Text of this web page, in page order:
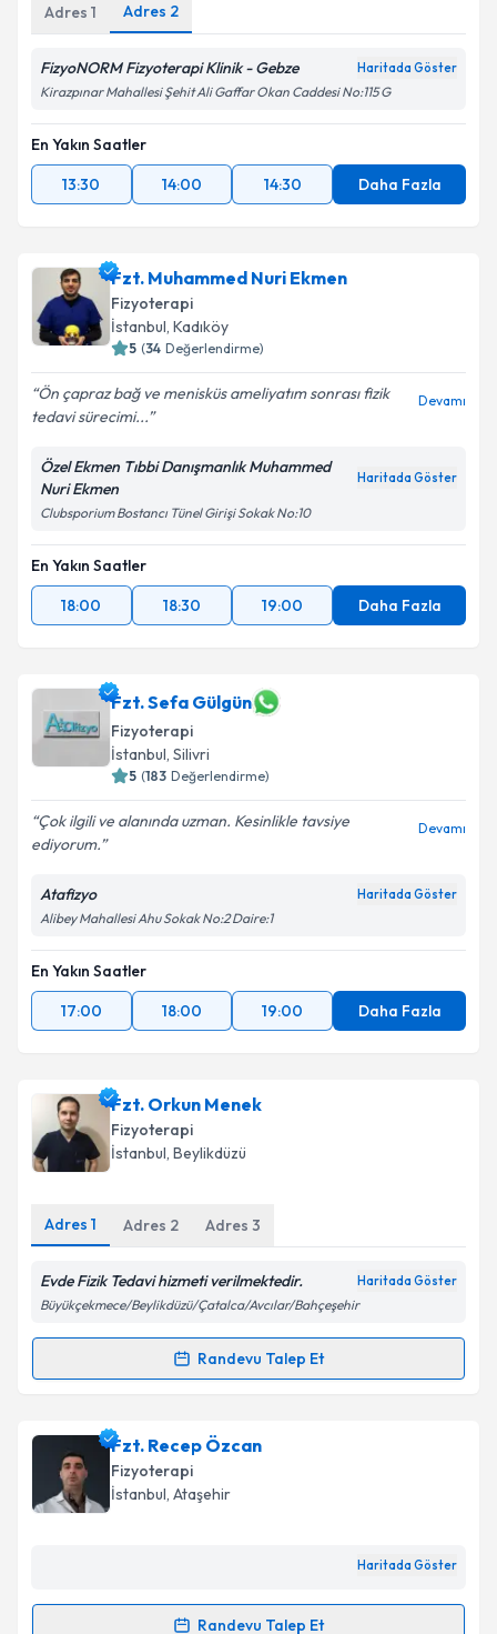
Adres 1 Adres 2
FizyoNORM Fizyoterapi Klinik - Gebze Haritada Göster
Kirazpınar Mahallesi Şehit Ali Gaffar Okan Caddesi No:115 G
En Yakın Saatler
13:30
14:00 14:30 Daha Fazla
Fzt. Muhammed Nuri Ekmen
Fizyoterapi
İstanbul, Kadıköy
5 (34 Değerlendirme)
Ön çapraz bağ ve menisküs ameliyatım sonrası fizik
tedavi sürecimi...
Devamı
Özel Ekmen Tıbbi Danışmanlık Muhammed
Nuri Ekmen
Haritada Göster
Clubsporium Bostancı Tünel Girişi Sokak No:10
En Yakın Saatler
18:00
18:30 19:00 Daha Fazla
Fzt. Sefa Gülgün
Fizyoterapi
İstanbul, Silivri
5 (183 Değerlendirme)
Çok ilgili ve alanında uzman. Kesinlikle tavsiye
ediyorum.
Devamı
Atafizyo Haritada Göster
Alibey Mahallesi Ahu Sokak No:2 Daire:1
En Yakın Saatler
17:00
18:00 19:00 Daha Fazla
Fzt. Orkun Menek
Fizyoterapi
İstanbul, Beylikdüzü
Adres 1 Adres 2 Adres 3
Evde Fizik Tedavi hizmeti verilmektedir. Haritada Göster
Büyükçekmece/Beylikdüzü/Çatalca/Avcılar/Bahçeşehir
Randevu Talep Et
Randevu Takvimi Talebi
Fzt. Orkun Menekiçin randevu takvimi talebi
oluşturun. Size bu uzmandan randevu almanız için bir
takvim hazırlandığında e-posta ile bilgilendireceğiz.
Fzt. Recep Özcan
Fizyoterapi
İstanbul, Ataşehir
Haritada Göster
Randevu Talep Et